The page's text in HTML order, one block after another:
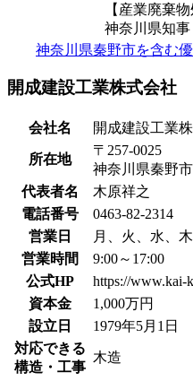
【産業廃棄
神奈川県知事
神奈川県秦野市を含む
開成建設工業株式会社
会社名 開成建設工業
所在地
〒257-0025
神奈川県秦野市
代表者名
木原祥之
電話番号
0463-82-2314
営業日
月、火、水、
営業時間
9:00～17:00
公式HP
https://www.kai-
資本金
1,000万円
設立日
1979年5月1日
対応できる
構造・工事
木造